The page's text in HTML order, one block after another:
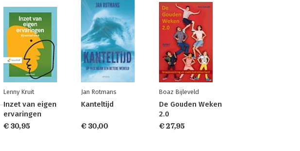
Lenny Kruit
Inzet van eigen
ervaringen
€ 30,95
Jan Rotmans
Kanteltijd
€ 30,00
Boaz Bijleveld
De Gouden Weken
2.0
€ 27,95